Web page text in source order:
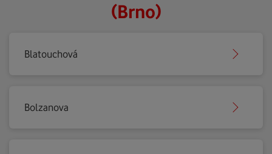
(Brno)
Blatouchová
Bolzanova